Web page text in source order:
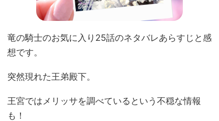
竜の騎士のお気に入り25話のネタバレあらすじと感
想です。
突然現れた王弟殿下。
王宮ではメリッサを調べているという不穏な情報
も！